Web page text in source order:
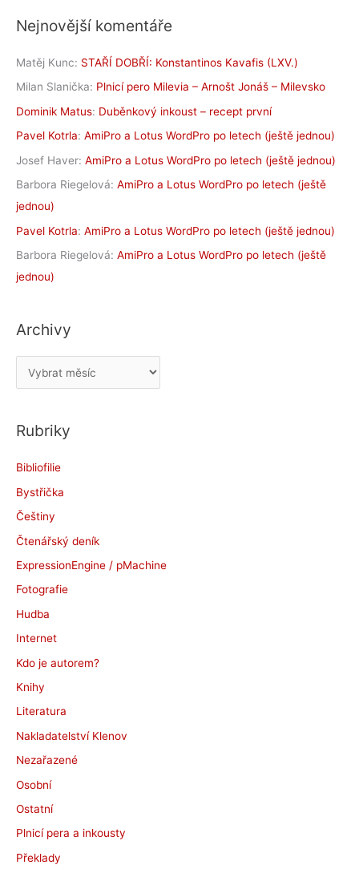
Nejnovější komentáře
Matěj Kunc: STAŘÍ DOBŘÍ: Konstantinos Kavafis (LXV.)
Milan Slanička: Plnicí pero Milevia – Arnošt Jonáš – Milevsko
Dominik Matus: Duběnkový inkoust – recept první
Pavel Kotrla: AmiPro a Lotus WordPro po letech (ještě jednou)
Josef Haver: AmiPro a Lotus WordPro po letech (ještě jednou)
Barbora Riegelová: AmiPro a Lotus WordPro po letech (ještě
jednou)
Pavel Kotrla: AmiPro a Lotus WordPro po letech (ještě jednou)
Barbora Riegelová: AmiPro a Lotus WordPro po letech (ještě
jednou)
Archivy
r
h
v
y
Rubriky
Bibliofilie
Bystřička
Češtiny
Čtenářský deník
ExpressionEngine / pMachine
Fotografie
Hudba
Internet
Kdo je autorem?
Knihy
Literatura
Nakladatelství Klenov
Nezařazené
Osobní
Ostatní
Plnicí pera a inkousty
Překlady